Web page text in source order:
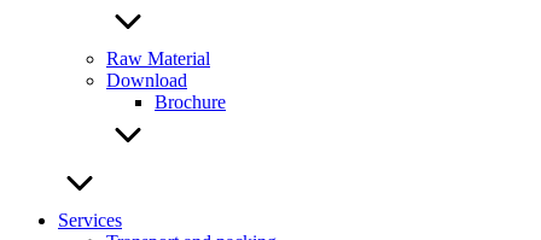
Raw Material
Download
Brochure
Services